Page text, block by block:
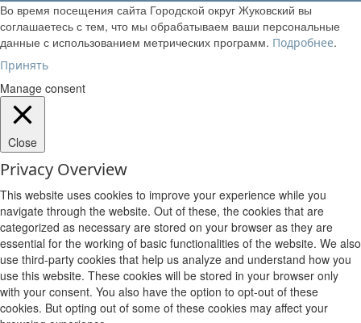
Во время посещения сайта Городской округ Жуковский вы
соглашаетесь с тем, что мы обрабатываем ваши персональные
данные с использованием метрических программ. Подробнее.
Принять
Manage consent
Close
Privacy Overview
This website uses cookies to improve your experience while you
navigate through the website. Out of these, the cookies that are
categorized as necessary are stored on your browser as they are
essential for the working of basic functionalities of the website. We also
use third-party cookies that help us analyze and understand how you
use this website. These cookies will be stored in your browser only
with your consent. You also have the option to opt-out of these
cookies. But opting out of some of these cookies may affect your